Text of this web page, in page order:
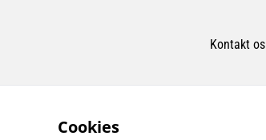
Kontakt os
Cookies